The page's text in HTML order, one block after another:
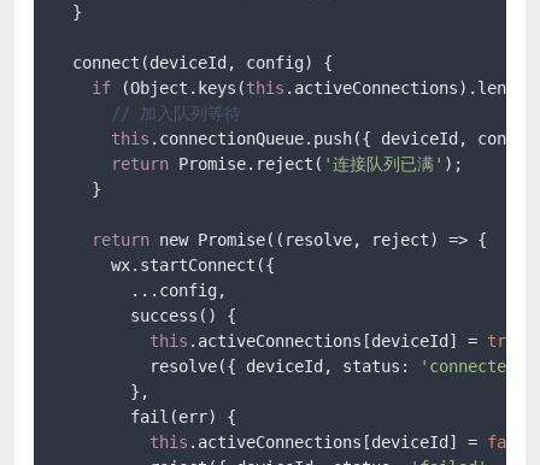
  }
  connect(deviceId, config) {
if (Object.keys(this
// 加入队列等待
this .connectionQueue.push({ deviceId,
return Promise.reject( '连接队列已满' );
    }
return new Promise((resolve, reject) => {
      wx.startConnect({
        ...config,
        success() {
this .activeConnections[deviceId] = true
          resolve({ deviceId, status:
'connected'
        },
        fail(err) {
this .activeConnections[deviceId] = false